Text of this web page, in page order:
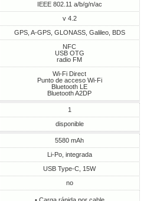
IEEE 802.11 a/b/g/n/ac
v 4.2
GPS, A-GPS, GLONASS, Galileo, BDS
NFC
USB OTG
radio FM
Wi-Fi Direct
Punto de acceso Wi-Fi
Bluetooth LE
Bluetooth A2DP
1
disponible
5580 mAh
Li-Po, integrada
USB Type-C, 15W
no